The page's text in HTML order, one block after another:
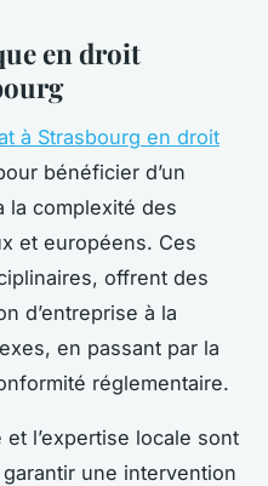
en droit
à Strasbourg en droit
bénéficier d’un
la complexité des
et européens. Ces
offrent des
d’entreprise à la
en passant par la
réglementaire.
l’expertise locale sont
une intervention